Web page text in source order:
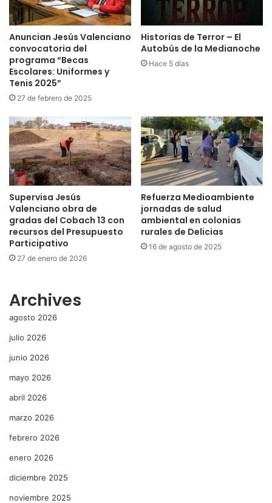
Anuncian Jesús Valenciano
convocatoria del
programa “Becas
Escolares: Uniformes y
Tenis 2025”
27 de febrero de 2025
Historias de Terror – El
Autobús de la Medianoche
Hace 5 días
Supervisa Jesús
Valenciano obra de
gradas del Cobach 13 con
recursos del Presupuesto
Participativo
27 de enero de 2026
Refuerza Medioambiente
jornadas de salud
ambiental en colonias
rurales de Delicias
16 de agosto de 2025
Archives
agosto 2026
julio 2026
junio 2026
mayo 2026
abril 2026
marzo 2026
febrero 2026
enero 2026
diciembre 2025
noviembre 2025